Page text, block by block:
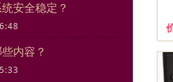
安全稳定？
内容？